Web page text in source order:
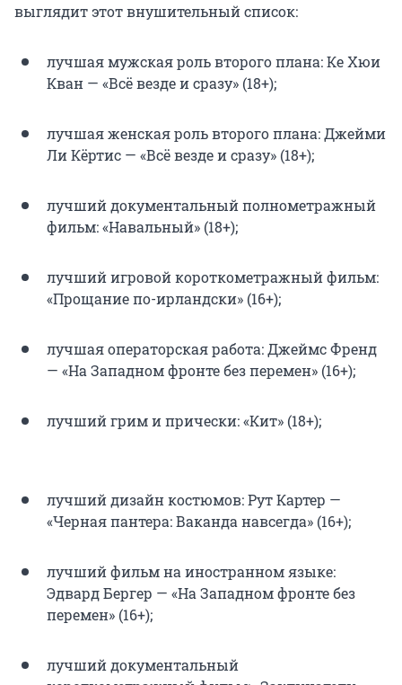
выглядит этот внушительный список:
лучшая мужская роль второго плана: Ке Хюи
Кван — «Всё везде и сразу» (18+);
лучшая женская роль второго плана: Джейми
Ли Кёртис — «Всё везде и сразу» (18+);
лучший документальный полнометражный
фильм: «Навальный» (18+);
лучший игровой короткометражный фильм:
«Прощание по-ирландски» (16+);
лучшая операторская работа: Джеймс Френд
— «На Западном фронте без перемен» (16+);
лучший грим и прически: «Кит» (18+);
лучший дизайн костюмов: Рут Картер —
«Черная пантера: Ваканда навсегда» (16+);
лучший фильм на иностранном языке:
Эдвард Бергер — «На Западном фронте без
перемен» (16+);
лучший документальный